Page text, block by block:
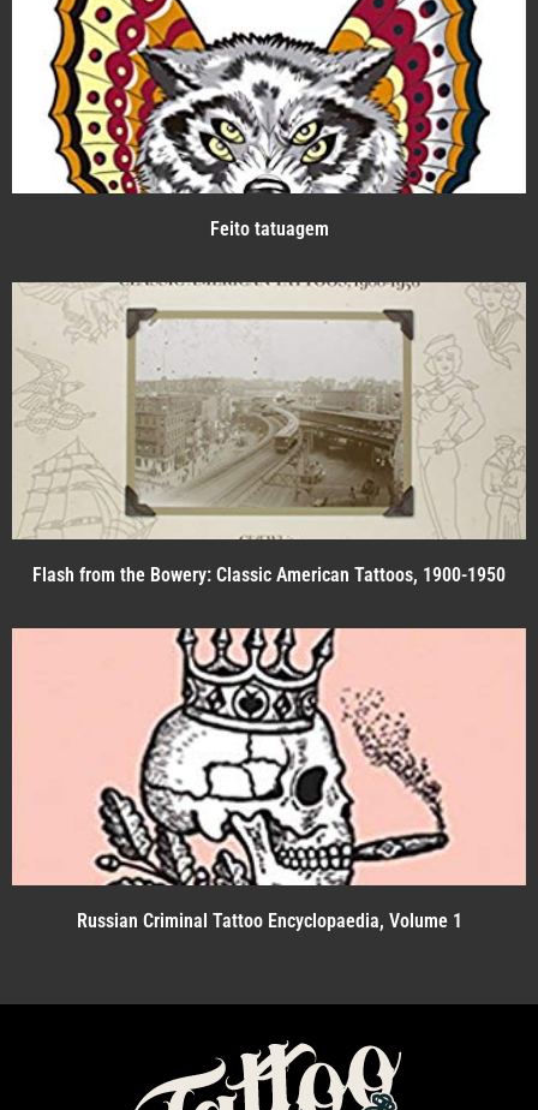
Feito tatuagem
Flash from the Bowery: Classic American Tattoos, 1900-1950
Russian Criminal Tattoo Encyclopaedia, Volume 1